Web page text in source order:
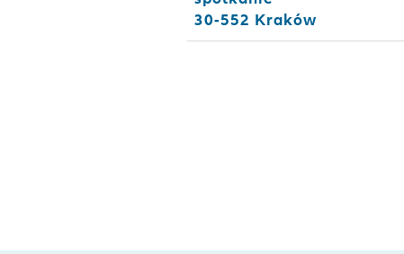
30-552 Kraków